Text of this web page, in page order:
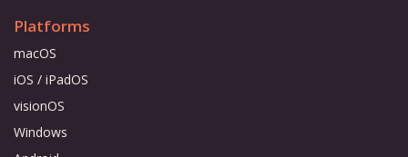
Platforms
macOS
iOS / iPadOS
visionOS
Windows